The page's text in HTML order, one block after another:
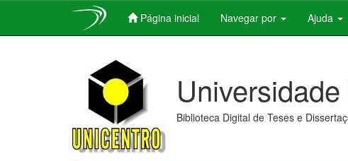
Página inicial Navegar por Ajuda
Biblioteca Digital de Teses e